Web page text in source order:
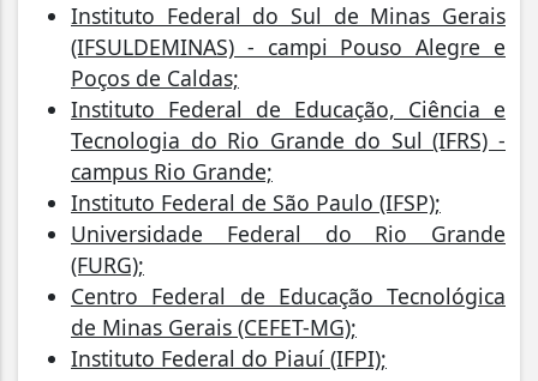
Instituto Federal do Sul de Minas Gerais
(IFSULDEMINAS) - campi Pouso Alegre e
Poços de Caldas;
Instituto Federal de Educação, Ciência e
Tecnologia do Rio Grande do Sul (IFRS) -
campus Rio Grande;
Instituto Federal de São Paulo (IFSP);
Universidade Federal do Rio Grande
(FURG);
Centro Federal de Educação Tecnológica
de Minas Gerais (CEFET-MG);
Instituto Federal do Piauí (IFPI);